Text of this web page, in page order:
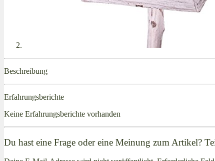
Beschreibung
Erfahrungsberichte
Keine Erfahrungsberichte vorhanden
Du hast eine Frage oder eine Meinung zum Artikel?